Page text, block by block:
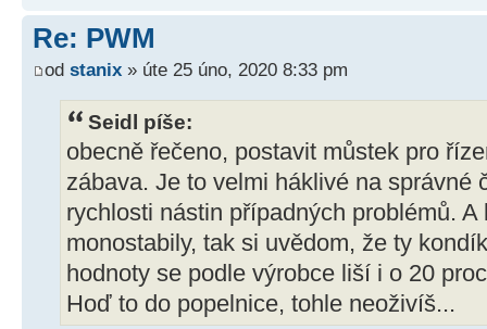
Re: PWM
od stanix » úte 25 úno, 2020 8:33 pm
Seidl píše:
obecně řečeno, postavit můstek pro
zábava. Je to velmi háklivé na správné
rychlosti nástin případných problémů.
monostabily, tak si uvědom, že ty
hodnoty se podle výrobce liší i o 20
Hoď to do popelnice, tohle neoživíš...